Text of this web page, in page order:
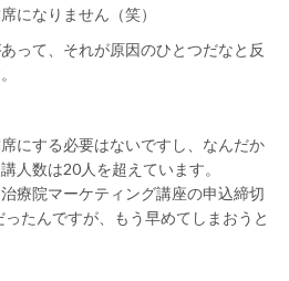
になりません（笑）
って、それが原因のひとつだなと反
にする必要はないですし、なんだか
人数は20人を超えています。
療院マーケティング講座の申込締切
ったんですが、もう早めてしまおうと